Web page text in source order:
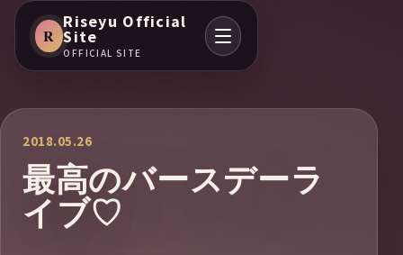
R
Riseyu Official
Site
OFFICIAL SITE
2018.05.26
最高のバースデーラ
イブ♡